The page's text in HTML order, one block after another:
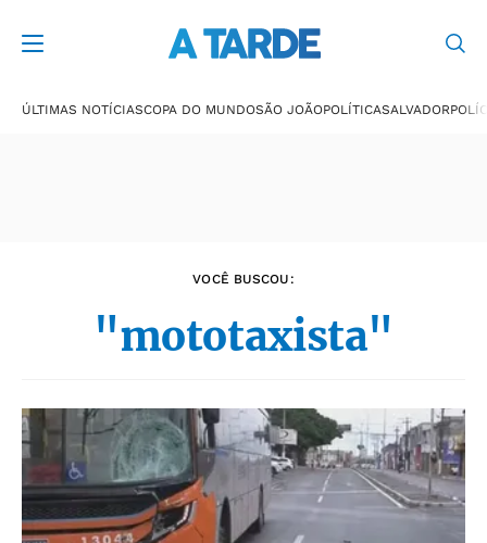
ÚLTIMAS NOTÍCIASCOPA DO MUNDOSÃO JOÃOPOLÍTICASALVADOR
VOCÊ BUSCOU:
"mototaxista"